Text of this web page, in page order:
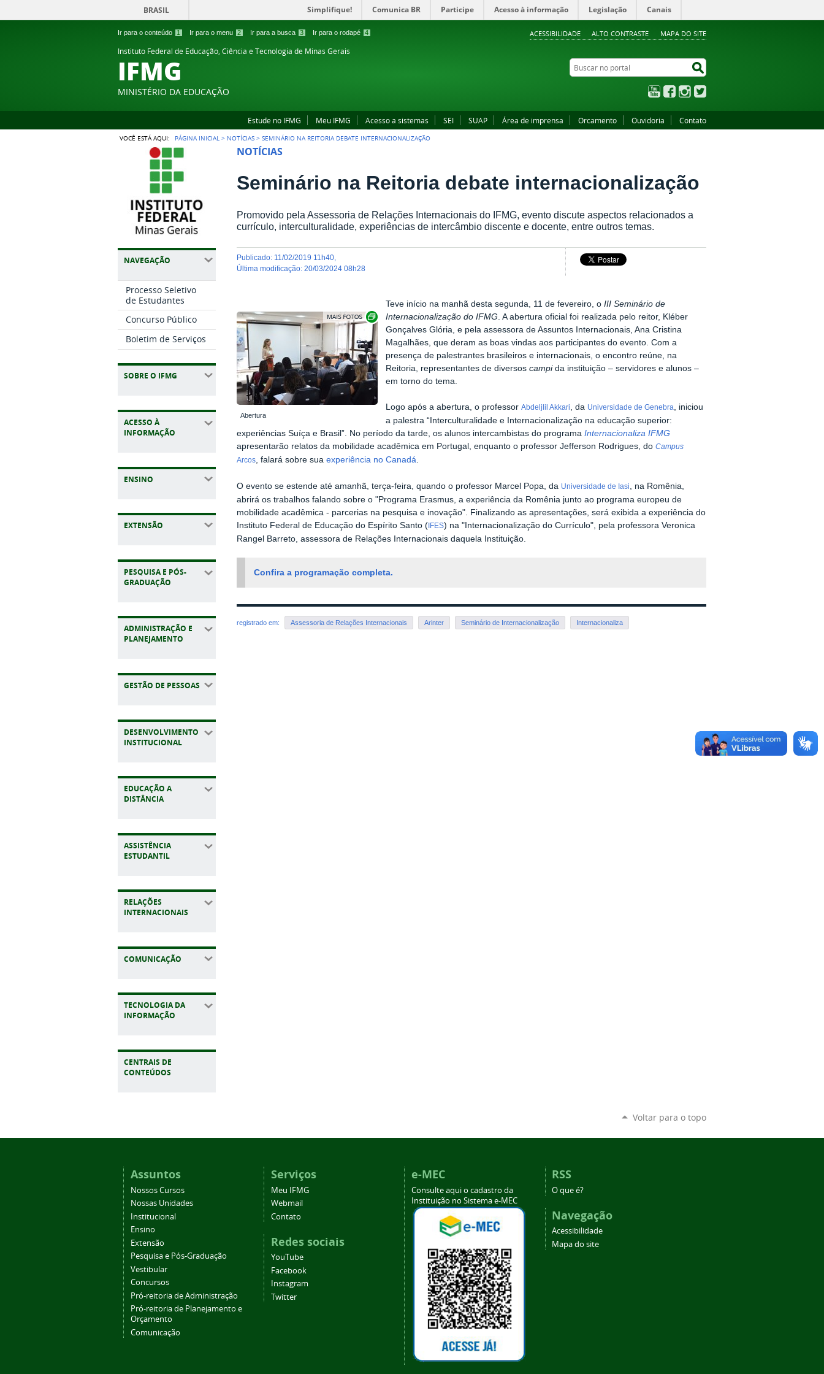
Ir para o conteúdo 1 Ir para o menu 2 Ir para a busca 3 Ir para o rodapé 4 ACESSIBILIDADE ALTO CONTRASTE MAPA DO SITE
BRASIL Simplifique! Comunica BR Participe Acesso à informação Legislação Canais
Instituto Federal de Educação, Ciência e Tecnologia de Minas Gerais
IFMG
MINISTÉRIO DA EDUCAÇÃO
Buscar no portal
YouTubeFacebookInstagram
Estude no IFMG Meu IFMG Acesso a sistemas SEI SUAP Área de imprensa Orcamento Ouvidoria Contato
VOCÊ ESTÁ AQUI: PÁGINA INICIAL > NOTÍCIAS >SEMINÁRIO NA REITORIA DEBATE INTERNACIONALIZAÇÃO
NAVEGAÇÃO
Processo Seletivo
de Estudantes
Concurso Público
Boletim de Serviços
SOBRE O IFMG
ACESSO À
INFORMAÇÃO
ENSINO
EXTENSÃO
PESQUISA E PÓS-
GRADUAÇÃO
ADMINISTRAÇÃO E
PLANEJAMENTO
GESTÃO DE PESSOAS
DESENVOLVIMENTO
INSTITUCIONAL
EDUCAÇÃO A
DISTÂNCIA
ASSISTÊNCIA
ESTUDANTIL
RELAÇÕES
INTERNACIONAIS
COMUNICAÇÃO
TECNOLOGIA DA
INFORMAÇÃO
CENTRAIS DE
CONTEÚDOS
NOTÍCIAS
Seminário na Reitoria debate internacionalização
Promovido pela Assessoria de Relações Internacionais do IFMG, evento discute aspectos relacionados a
currículo, interculturalidade, experiências de intercâmbio discente e docente, entre outros temas.
publicado: 11/02/2019 11h40
última modificação:20/03/2024 08h28
Exibir carrossel de imagens
Abertura
Teve início na manhã desta segunda, 11 de fevereiro, o III Seminário de
Internacionalização do IFMG. A abertura oficial foi realizada pelo reitor, Kléber
Gonçalves Glória, e pela assessora de Assuntos Internacionais, Ana Cristina
Magalhães, que deram as boas vindas aos participantes do evento. Com a
presença de palestrantes brasileiros e internacionais, o encontro reúne, na
Reitoria, representantes de diversos campida instituição – servidores e alunos –
em torno do tema.
Logo após a abertura, o professor Abdeljlil Akkari, da Universidade de Genebra, iniciou
a palestra “Interculturalidade e Internacionalização na educação superior:
experiências Suíça e Brasil”. No período da tarde, os alunos intercambistas do programaInternacionaliza IFMG
apresentarão relatos da mobilidade acadêmica em Portugal, enquanto o professor Jefferson Rodrigues, doCampus
Arcos, falará sobre suaexperiência no Canadá.
O evento se estende até amanhã, terça-feira, quando o professor Marcel Popa, da Universidade de Iasi
, na Romênia,
abrirá os trabalhos falando sobre o "Programa Erasmus, a experiência da Romênia junto ao programa europeu de
mobilidade acadêmica - parcerias na pesquisa e inovação". Finalizando as apresentações, será exibida a experiência do
Instituto Federal de Educação do Espírito Santo (IFES) na "Internacionalização do Currículo", pela professora Veronica
Rangel Barreto, assessora de Relações Internacionais daquela Instituição.
Confira a programação completa.
registrado em: Assessoria de Relações Internacionais Arinter Seminário de Internacionalização Internacionaliza
Voltar para o topo
Assuntos
Nossos Cursos
Nossas Unidades
Institucional
Ensino
Extensão
Pesquisa e Pós-Graduação
Vestibular
Concursos
Pró-reitoria de Administração
Pró-reitoria de Planejamento e
Orçamento
Comunicação
Serviços
Meu IFMG
Webmail
Contato
Redes sociais
YouTube
Facebook
Instagram
Twitter
e-MEC
Consulte aqui o cadastro da
Instituição no Sistema e-MEC
RSS
O que é?
Navegação
Acessibilidade
Mapa do site